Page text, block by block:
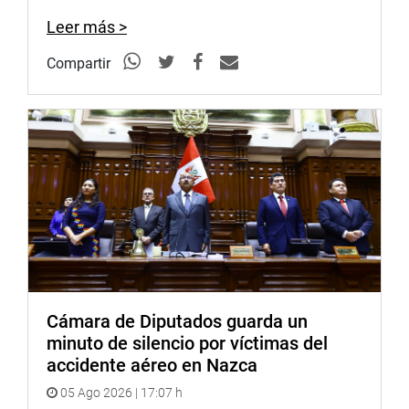
Intervino posteriormente el titular de la Producción, Bruno
Giuffra Monteverde, para precisar que ese sector había
próximo año. Habló de los niveles de producción en
diversos rubros de su ámbito institucional. Se refirió a la
distribución de los fondos presupuestales en entidades
como el Instituto Nacional de la Calidad, Instituto
Tecnológico Pesquero, entre otros.
INVERSIONES EFICIENTES
Edmer Trujillo Mori, ministro de Vivienda, Construcción y
Saneamiento, sostuvo que era de necesidad apelar a
inversiones eficientes, que promuevan la generación de
trabajos y que permitan la terminación adecuada de los
proyectos de construcción de viviendas.
Lamentó que en los últimos años en el país se habían
Leer más >
Compartir
Cámara de Diputados guarda un
minuto de silencio por víctimas del
accidente aéreo en Nazca
05 Ago 2026 | 17:07 h